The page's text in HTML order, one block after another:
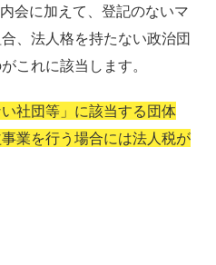
会に加えて、登記のないマ
、法人格を持たない政治団
これに該当します。
い社団等」に該当する団体
業を行う場合には法人税が